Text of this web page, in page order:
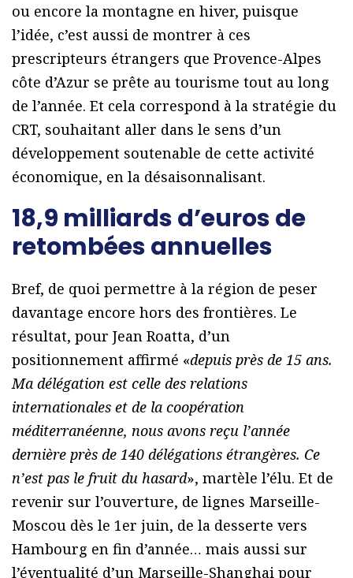
ou encore la montagne en hiver, puisque
l’idée, c’est aussi de montrer à ces
prescripteurs étrangers que Provence-Alpes
côte d’Azur se prête au tourisme tout au long
de l’année. Et cela correspond à la stratégie du
CRT, souhaitant aller dans le sens d’un
développement soutenable de cette activité
économique, en la désaisonnalisant.
18,9 milliards d’euros de
retombées annuelles
Bref, de quoi permettre à la région de peser
davantage encore hors des frontières. Le
résultat, pour Jean Roatta, d’un
positionnement affirmé «depuis près de 15 ans.
Ma délégation est celle des relations
internationales et de la coopération
méditerranéenne, nous avons reçu l’année
dernière près de 140 délégations étrangères. Ce
n’est pas le fruit du hasard», martèle l’élu. Et de
revenir sur l’ouverture, de lignes Marseille-
Moscou dès le 1er juin, de la desserte vers
Hambourg en fin d’année… mais aussi sur
l’éventualité d’un Marseille-Shanghai pour